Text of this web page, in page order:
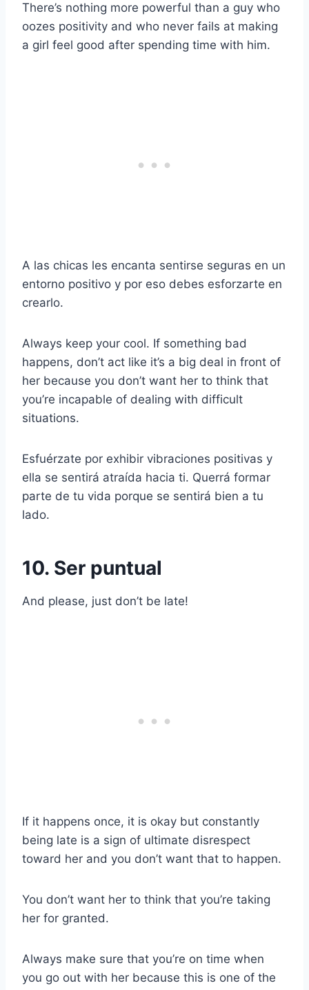
There’s nothing more powerful than a guy who
oozes positivity and who never fails at making
a girl feel good after spending time with him.
A las chicas les encanta sentirse seguras en un
entorno positivo y por eso debes esforzarte en
crearlo.
Always keep your cool. If something bad
happens, don’t act like it’s a big deal in front of
her because you don’t want her to think that
you’re incapable of dealing with difficult
situations.
Esfuérzate por exhibir vibraciones positivas y
ella se sentirá atraída hacia ti. Querrá formar
parte de tu vida porque se sentirá bien a tu
lado.
10. Ser puntual
And please, just don’t be late!
If it happens once, it is okay but constantly
being late is a sign of ultimate disrespect
toward her and you don’t want that to happen.
You don’t want her to think that you’re taking
her for granted.
Always make sure that you’re on time when
you go out with her because this is one of the